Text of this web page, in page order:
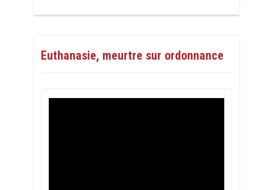
Euthanasie, meurtre sur ordonnance